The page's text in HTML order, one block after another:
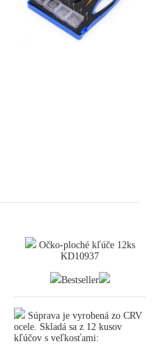
Očko-ploché kľúče 12ks
KD10937
Bestseller
Súprava je vyrobená zo CRV
ocele. Skladá sa z 12 kusov
kľúčov s veľkosťami: